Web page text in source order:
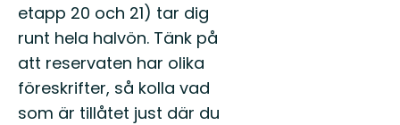
etapp 20 och 21) tar dig
runt hela halvön. Tänk på
att reservaten har olika
föreskrifter, så kolla vad
som är tillåtet just där du